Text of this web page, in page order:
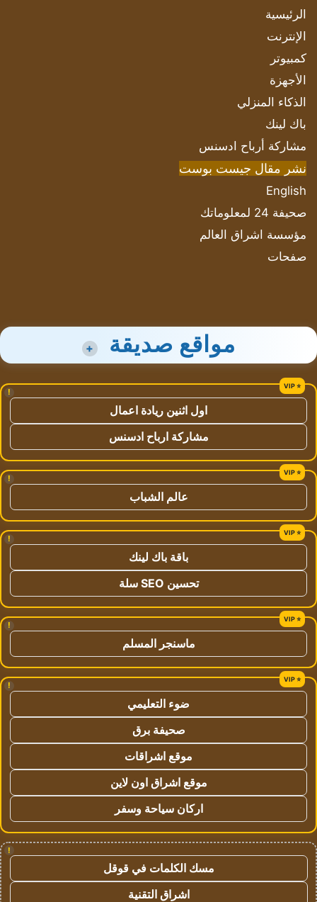
الرئيسية
الإنترنت
كمبيوتر
الأجهزة
الذكاء المنزلي
باك لينك
مشاركة أرباح ادسنس
نشر مقال جيست بوست
English
صحيفة 24 لمعلوماتك
مؤسسة اشراق العالم
صفحات
مواقع صديقة +
!
اول اثنين ريادة اعمال
مشاركة ارباح ادسنس
!
عالم الشباب
!
باقة باك لينك
تحسين SEO سلة
!
ماسنجر المسلم
!
ضوء التعليمي
صحيفة برق
موقع اشراقات
موقع اشراق اون لاين
اركان سياحة وسفر
!
مسك الكلمات في قوقل
اشراق التقنية